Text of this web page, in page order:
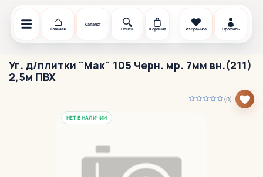
Главная
Каталог
Поиск
Корзина Избранное Профиль
Уг. д/плитки "Мак" 105 Черн. мр. 7мм вн.(211)
2,5м ПВХ
(0)
НЕТ В НАЛИЧИИ